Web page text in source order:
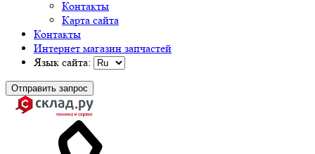
Контакты
Карта сайта
Контакты
Интернет магазин запчастей
Язык сайта:
Отправить запрос